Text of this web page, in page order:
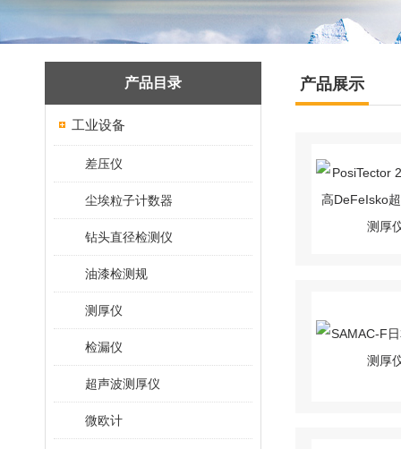
产品目录
工业设备
差压仪
尘埃粒子计数器
钻头直径检测仪
油漆检测规
测厚仪
检漏仪
超声波测厚仪
微欧计
产品展示